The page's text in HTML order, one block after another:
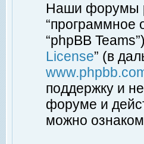
Наши форумы
“программное
“phpBB
License” (в
поддержку и
форуме и
можно